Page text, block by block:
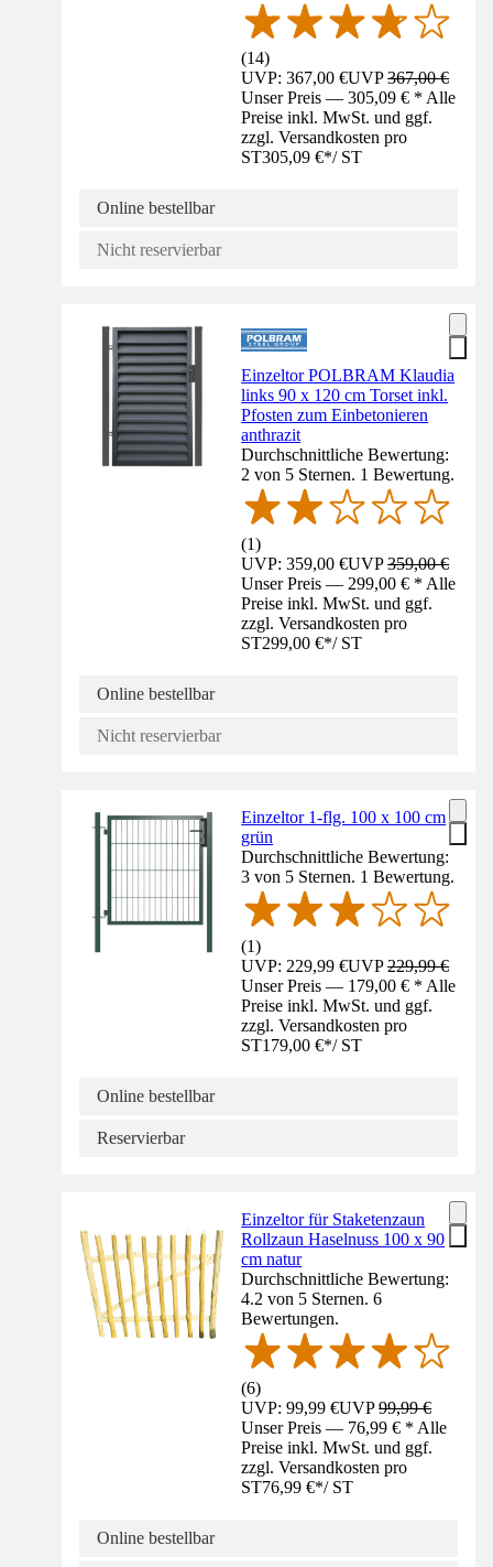
(14)
UVP: 367,00 €UVP367,00 €
Unser Preis — 305,09 € * Alle
Preise inkl. MwSt. und ggf.
zzgl. Versandkosten pro
ST305,09 €*/ ST
Online bestellbar
Nicht reservierbar
Einzeltor POLBRAM Klaudia
links 90 x 120 cm Torset inkl.
Pfosten zum Einbetonieren
anthrazit
Durchschnittliche Bewertung:
2 von 5 Sternen. 1 Bewertung.
(1)
UVP: 359,00 €UVP359,00 €
Unser Preis — 299,00 € * Alle
Preise inkl. MwSt. und ggf.
zzgl. Versandkosten pro
ST299,00 €*/ ST
Online bestellbar
Nicht reservierbar
Einzeltor 1-flg. 100 x 100 cm
grün
Durchschnittliche Bewertung:
3 von 5 Sternen. 1 Bewertung.
(1)
UVP: 229,99 €UVP229,99 €
Unser Preis — 179,00 € * Alle
Preise inkl. MwSt. und ggf.
zzgl. Versandkosten pro
ST179,00 €*/ ST
Online bestellbar
Reservierbar
Einzeltor für Staketenzaun
Rollzaun Haselnuss 100 x 90
cm natur
Durchschnittliche Bewertung:
4.2 von 5 Sternen. 6
Bewertungen.
(6)
UVP: 99,99 €UVP99,99 €
Unser Preis — 76,99 € * Alle
Preise inkl. MwSt. und ggf.
zzgl. Versandkosten pro
ST76,99 €*/ ST
Online bestellbar